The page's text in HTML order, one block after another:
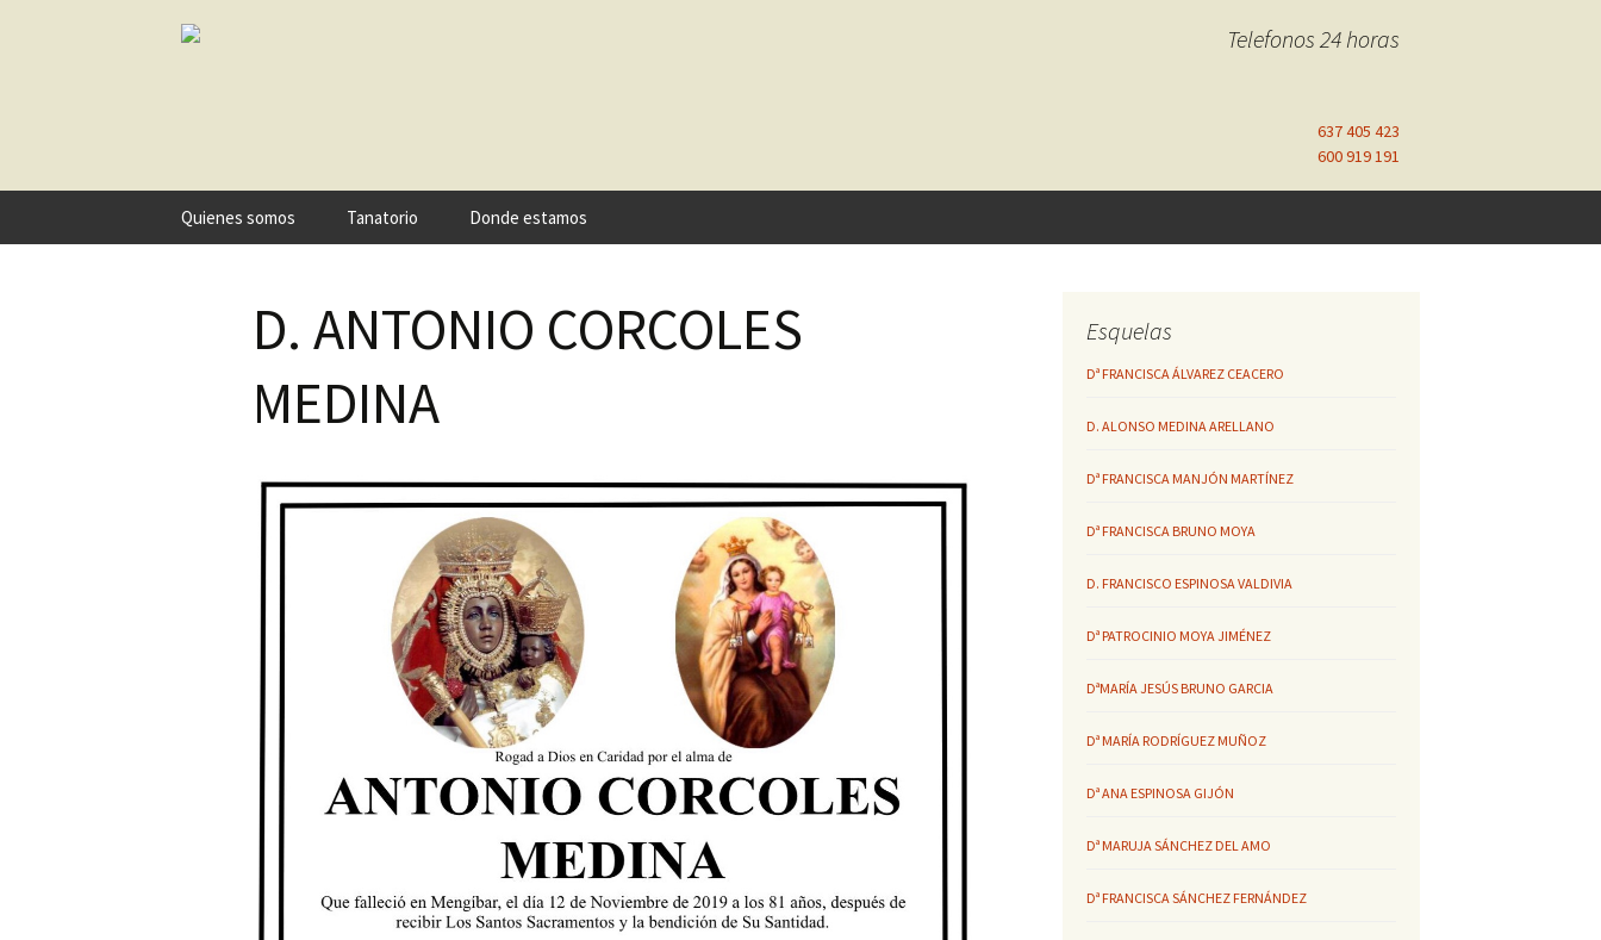
Telefonos 24 horas
637 405 423
600 919 191
Quienes somos Tanatorio Donde estamos
D. ANTONIO CORCOLES
MEDINA
Esquelas
Dª FRANCISCA ÁLVAREZ CEACERO
D. ALONSO MEDINA ARELLANO
Dª FRANCISCA MANJÓN MARTÍNEZ
Dª FRANCISCA BRUNO MOYA
D. FRANCISCO ESPINOSA VALDIVIA
Dª PATROCINIO MOYA JIMÉNEZ
DªMARÍA JESÚS BRUNO GARCIA
Dª MARÍA RODRÍGUEZ MUÑOZ
Dª ANA ESPINOSA GIJÓN
Dª MARUJA SÁNCHEZ DEL AMO
Dª FRANCISCA SÁNCHEZ FERNÁNDEZ